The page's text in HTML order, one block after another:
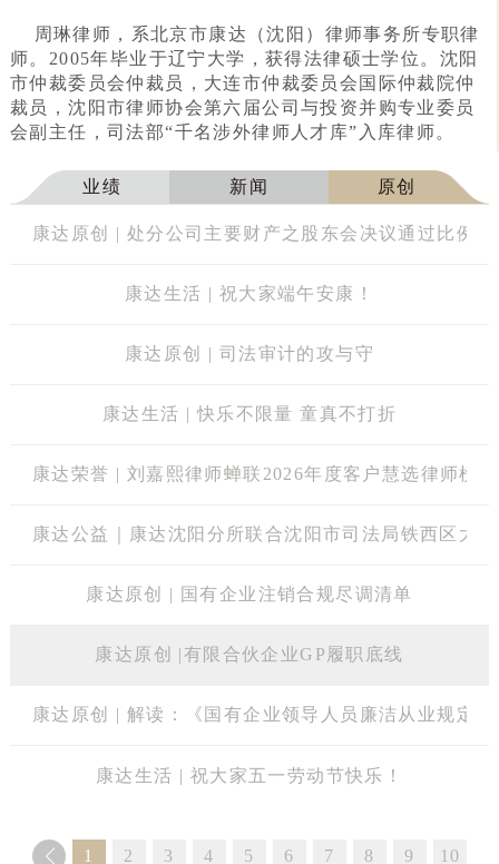
周琳律师，系北京市康达（沈阳）律师事务所专职律
师。2005年毕业于辽宁大学，获得法律硕士学位。沈阳
市仲裁委员会仲裁员，大连市仲裁委员会国际仲裁院仲
裁员，沈阳市律师协会第六届公司与投资并购专业委员
会副主任，司法部“千名涉外律师人才库”入库律师。
业绩 新闻 原创
康达原创 | 处分公司主要财产之股东会决议通过比例
康达生活 | 祝大家端午安康！
康达原创 | 司法审计的攻与守
康达生活 | 快乐不限量 童真不打折
康达荣誉 | 刘嘉熙律师蝉联2026年度客户慧选律师榜单
康达公益｜康达沈阳分所联合沈阳市司法局铁西区大
康达原创 | 国有企业注销合规尽调清单
康达原创 |有限合伙企业GP履职底线
康达原创 | 解读：《国有企业领导人员廉洁从业规定》
康达生活 | 祝大家五一劳动节快乐！
1 2 3 4 5 6 7 8 9 10